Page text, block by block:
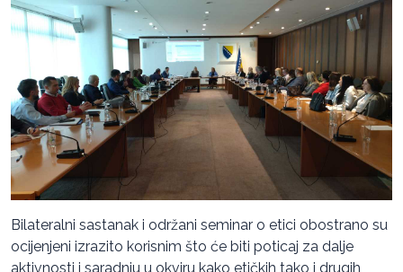
Bilateralni sastanak i održani seminar o etici obostrano su
ocijenjeni izrazito korisnim što će biti poticaj za dalje
aktivnosti i saradnju u okviru kako etičkih tako i drugih